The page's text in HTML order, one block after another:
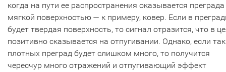
когда на пути ее распространения оказывается преграда
мягкой поверхностью — к примеру, ковер. Если в
будет твердая поверхность, то сигнал отразится, что в
позитивно сказывается на отпугивании. Однако, если
плотных преград будет слишком много, то получится
чересчур много отражений и отпугивающий эффект